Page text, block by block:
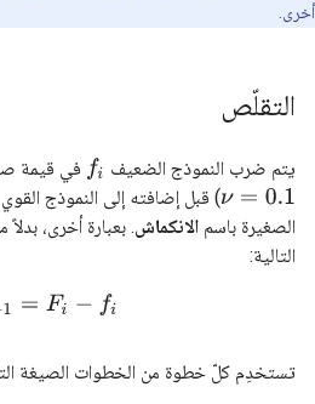
أخرى.
التقلّص
يتم ضرب النموذج الضعيف f في قيمة
ν=0.1 ) قبل إضافته إلى النموذج القوي
الصغيرة باسم الانكماش. بعبارة أخرى،
التالية:
F +1 =Fi− f
تستخدِم كلّ خطوة من الخطوات الصيغة